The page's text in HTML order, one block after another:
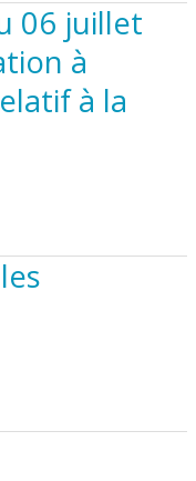
06 juillet
à
à la